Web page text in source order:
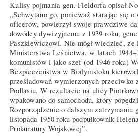
Kulisy pojmania gen. Fieldorfa opisał
„Schwytano go, ponieważ starając się o
oficerów, powierzył swoje prawdziwe
dowódcy dywizyjnemu z 1939 roku,
Paszkiewiczowi. Nie mógł wiedzieć, że
Ministerstwa Leśnictwa, w latach
komunistów i jako szef (od 1946 roku)
Bezpieczeństwa w Białymstoku
prześladowań wymierzonych przeciwko
Podlasiu. W rezultacie na ulicy
wpakowano do samochodu, który
Rozporządzenie o dalszym zatrzymaniu
listopada 1950 roku podpułkownik
Prokuratury Wojskowej”.